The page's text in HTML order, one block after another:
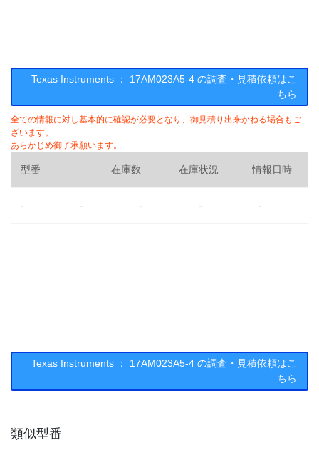
Texas Instruments ： 17AM023A5-4 の調査・見積依頼はこ
ちら
全ての情報に対し基本的に確認が必要となり、御見積り出来かねる場合もご
ざいます。
あらかじめ御了承願います。
型番 在庫数 在庫状況 情報日時
- - - - -
Texas Instruments ： 17AM023A5-4 の調査・見積依頼はこ
ちら
類似型番